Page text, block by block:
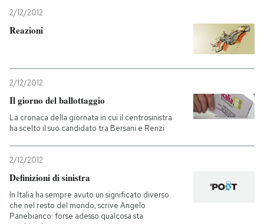
2/12/2012
Reazioni
2/12/2012
Il giorno del ballottaggio
La cronaca della giornata in cui il centrosinistra
ha scelto il suo candidato tra Bersani e Renzi
2/12/2012
Definizioni di sinistra
In Italia ha sempre avuto un significato diverso
che nel resto del mondo, scrive Angelo
Panebianco: forse adesso qualcosa sta